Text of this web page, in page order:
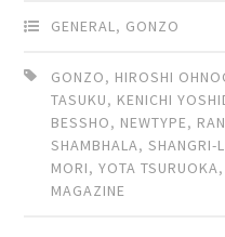
GENERAL, GONZO
GONZO, HIROSHI
TASUKU, KENICHI
BESSHO, NEWTYPE,
SHAMBHALA,SHANGRI-
MORI,YOTA TSURUOKA,
MAGAZINE